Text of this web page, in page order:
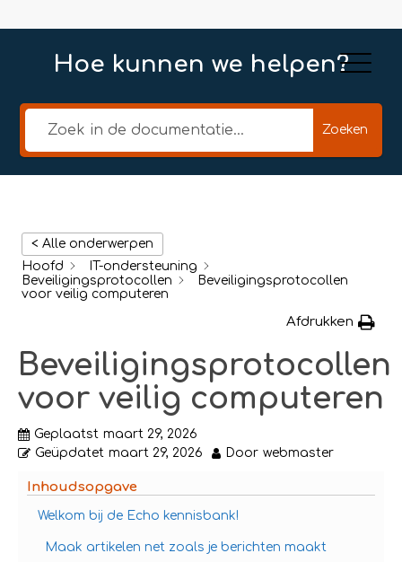
Hoe kunnen we helpen?
Zoeken
< Alle onderwerpen
Hoofd
IT-ondersteuning
Beveiligingsprotocollen
Beveiligingsprotocollen
voor veilig computeren
Afdrukken
Beveiligingsprotocollen
voor veilig computeren
Geplaatst maart 29, 2026
Geüpdatet maart 29, 2026 Door webmaster
Inhoudsopgave
Welkom bij de Echo kennisbank!
Maak artikelen net zoals je berichten maakt